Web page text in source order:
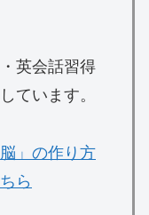
英会話習得
ています。
」の作り方
ら